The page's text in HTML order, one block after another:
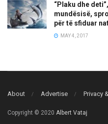
“Plaku dhe
mundësisë,
për të sfiduar
MAY 4, 2017
About Advertise Privacy
Copyright © 2020 Albert Vataj